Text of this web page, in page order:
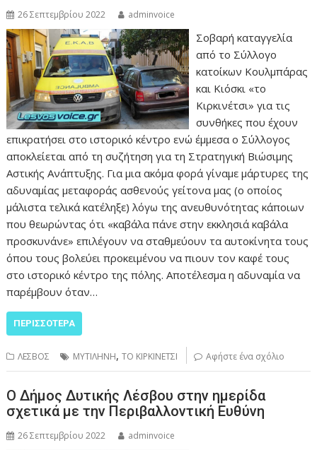
26 Σεπτεμβρίου 2022 adminvoice
Σοβαρή καταγγελία
από το Σύλλογο
κατοίκων Κουλμπάρας
και Κιόσκι «το
Κιρκινέτσι» για τις
συνθήκες που έχουν
επικρατήσει στο ιστορικό κέντρο ενώ έμμεσα ο Σύλλογος
αποκλείεται από τη συζήτηση για τη Στρατηγική Βιώσιμης
Αστικής Ανάπτυξης. Για μια ακόμα φορά γίναμε μάρτυρες της
αδυναμίας μεταφοράς ασθενούς γείτονα μας (ο οποίος
μάλιστα τελικά κατέληξε) λόγω της ανευθυνότητας κάποιων
που θεωρώντας ότι «καβάλα πάνε στην εκκλησιά καβάλα
προσκυνάνε» επιλέγουν να σταθμεύουν τα αυτοκίνητα τους
όπου τους βολεύει προκειμένου να πιουν τον καφέ τους
στο ιστορικό κέντρο της πόλης. Αποτέλεσμα η αδυναμία να
παρέμβουν όταν…
ΠΕΡΙΣΣΌΤΕΡΑ
ΛΕΣΒΟΣ ΜΥΤΙΛΗΝΗ,ΤΟ ΚΙΡΚΙΝΕΤΣΙ Αφήστε ένα σχόλιο
Ο Δήμος Δυτικής Λέσβου στην ημερίδα
σχετικά με την Περιβαλλοντική Ευθύνη
26 Σεπτεμβρίου 2022 adminvoice